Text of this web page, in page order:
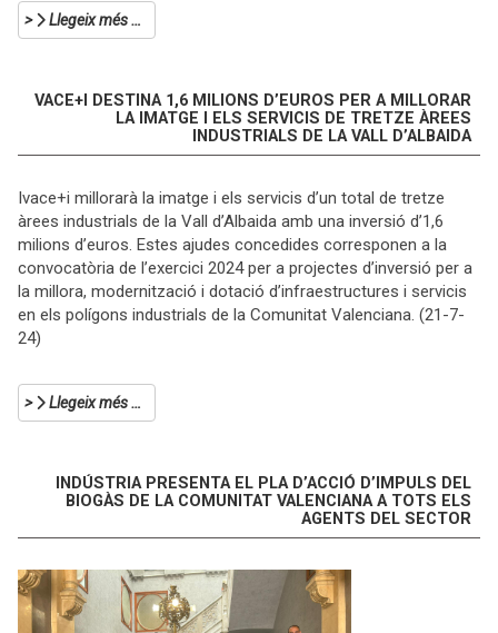
Llegeix més …
VACE+I DESTINA 1,6 MILIONS D’EUROS PER A MILLORAR
LA IMATGE I ELS SERVICIS DE TRETZE ÀREES
INDUSTRIALS DE LA VALL D’ALBAIDA
Ivace+i millorarà la imatge i els servicis d’un total de tretze
àrees industrials de la Vall d’Albaida amb una inversió d’1,6
milions d’euros. Estes ajudes concedides corresponen a la
convocatòria de l’exercici 2024 per a projectes d’inversió per a
la millora, modernització i dotació d’infraestructures i servicis
en els polígons industrials de la Comunitat Valenciana. (21-7-
24)
Llegeix més …
INDÚSTRIA PRESENTA EL PLA D’ACCIÓ D’IMPULS DEL
BIOGÀS DE LA COMUNITAT VALENCIANA A TOTS ELS
AGENTS DEL SECTOR